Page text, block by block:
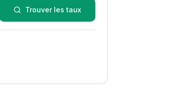
Trouver les taux